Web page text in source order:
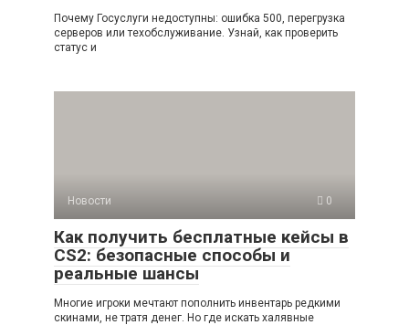
Почему Госуслуги недоступны: ошибка 500, перегрузка
серверов или техобслуживание. Узнай, как проверить
статус и
Новости 0
Как получить бесплатные кейсы в
CS2: безопасные способы и
реальные шансы
Многие игроки мечтают пополнить инвентарь редкими
скинами, не тратя денег. Но где искать халявные